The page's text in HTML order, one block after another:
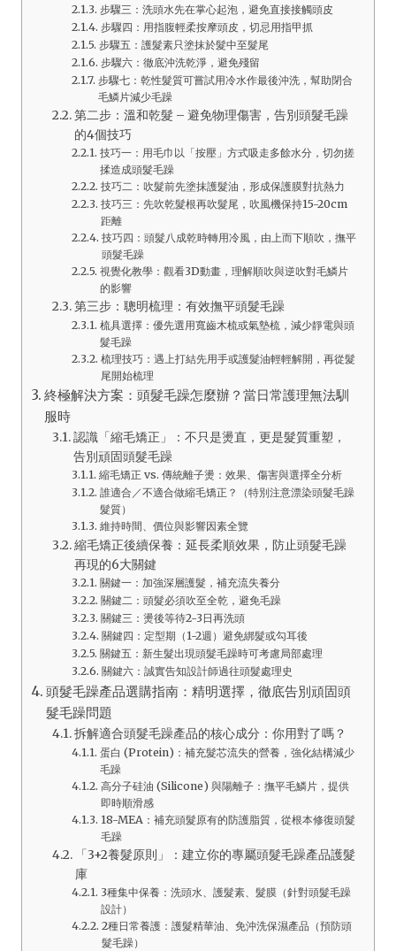
步驟三：洗頭水先在掌心起泡，避免直接接觸頭皮
步驟四：用指腹輕柔按摩頭皮，切忌用指甲抓
步驟五：護髮素只塗抹於髮中至髮尾
步驟六：徹底沖洗乾淨，避免殘留
步驟七：乾性髮質可嘗試用冷水作最後沖洗，幫助閉合
毛鱗片減少毛躁
第二步：溫和乾髮 – 避免物理傷害，告別頭髮毛躁
的4個技巧
技巧一：用毛巾以「按壓」方式吸走多餘水分，切勿搓
揉造成頭髮毛躁
技巧二：吹髮前先塗抹護髮油，形成保護膜對抗熱力
技巧三：先吹乾髮根再吹髮尾，吹風機保持15-20cm
距離
技巧四：頭髮八成乾時轉用冷風，由上而下順吹，撫平
頭髮毛躁
視覺化教學：觀看3D動畫，理解順吹與逆吹對毛鱗片
的影響
第三步：聰明梳理：有效撫平頭髮毛躁
梳具選擇：優先選用寬齒木梳或氣墊梳，減少靜電與頭
髮毛躁
梳理技巧：遇上打結先用手或護髮油輕輕解開，再從髮
尾開始梳理
終極解決方案：頭髮毛躁怎麼辦？當日常護理無法馴
服時
認識「縮毛矯正」：不只是燙直，更是髮質重塑，
告別頑固頭髮毛躁
縮毛矯正 vs. 傳統離子燙：效果、傷害與選擇全分析
誰適合／不適合做縮毛矯正？（特別注意漂染頭髮毛躁
髮質）
維持時間、價位與影響因素全覽
縮毛矯正後續保養：延長柔順效果，防止頭髮毛躁
再現的6大關鍵
關鍵一：加強深層護髮，補充流失養分
關鍵二：頭髮必須吹至全乾，避免毛躁
關鍵三：燙後等待2-3日再洗頭
關鍵四：定型期（1-2週）避免綁髮或勾耳後
關鍵五：新生髮出現頭髮毛躁時可考慮局部處理
關鍵六：誠實告知設計師過往頭髮處理史
頭髮毛躁產品選購指南：精明選擇，徹底告別頑固頭
髮毛躁問題
拆解適合頭髮毛躁產品的核心成分：你用對了嗎？
蛋白 (Protein)：補充髮芯流失的營養，強化結構減少
毛躁
高分子硅油 (Silicone) 與陽離子：撫平毛鱗片，提供
即時順滑感
18-MEA：補充頭髮原有的防護脂質，從根本修復頭髮
毛躁
「3+2養髮原則」：建立你的專屬頭髮毛躁產品護髮
庫
3種集中保養：洗頭水、護髮素、髮膜（針對頭髮毛躁
設計）
2種日常養護：護髮精華油、免沖洗保濕產品（預防頭
髮毛躁）